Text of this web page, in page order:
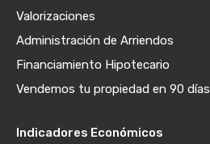
Valorizaciones
Administración de Arriendos
Financiamiento Hipotecario
Vendemos tu propiedad en 90 días
Indicadores Económicos